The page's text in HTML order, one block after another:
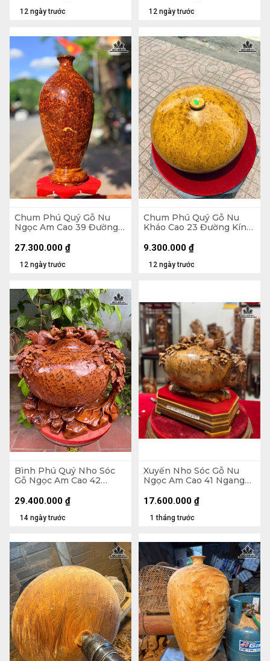
12 ngày trước 12 ngày trước
Chum Phú Quý Gỗ Nu
Ngọc Am Cao 39 Đường
(cm)
12 ngày trước
27.300.000 ₫
Chum Phú Quý Gỗ Nu
Kháo Cao 23 Đường Kính
12 ngày trước
9.300.000 ₫
Bình Phú Quý Nho Sóc
Gỗ Ngọc Am Cao 42
14 ngày trước
29.400.000 ₫
Xuyến Nho Sóc Gỗ Nu
Ngọc Am Cao 41 Ngang
1 tháng trước
17.600.000 ₫